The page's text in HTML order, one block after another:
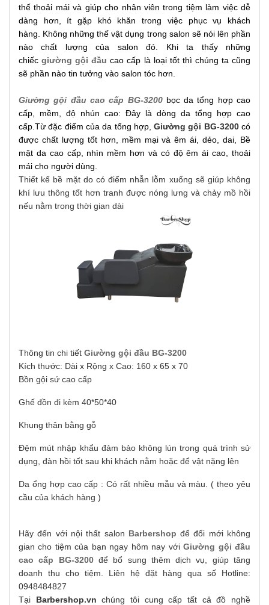
thế thoải mái và giúp cho nhân viên trong tiệm làm việc dễ
dàng hơn, ít gặp khó khăn trong việc phục vụ khách
hàng. Không những thế vật dụng trong salon sẽ nói lên phần
nào chất lượng của salon đó. Khi ta thấy những
chiếcgiường gội đầu cao cấp là loại tốt thì chúng ta cũng
sẽ phần nào tin tưởng vào salon tóc hơn.
Giường gội đầu cao cấp BG-3200 bọc da tổng hợp cao
cấp, mềm, độ nhún cao: Đây là dòng da tổng hợp cao
cấp.Từ đặc điểm của da tổng hợp,Giường gội BG-3200có
được chất lượng tốt hơn, mềm mại và êm ái, dẻo, dai, Bề
mặt da cao cấp, nhìn mềm hơn và có độ êm ái cao, thoải
mái cho người dùng.
Thiết kế bề mặt do có điểm nhẫn lỗm xuống sẽ giúp không
khí lưu thông tốt hơn tranh được nóng lưng và chảy mồ hồi
nếu nằm trong thời gian dài
Thông tin chi tiết Giường gội đầu BG-3200
Kích thước: Dài x Rộng x Cao: 160 x 65 x 70
Bồn gội sứ cao cấp
Ghế đồn đi kèm 40*50*40
Khung thân bằng gỗ
Đệm mút nhập khẩu đảm bảo không lún trong quá trình sử
dụng, đàn hồi tốt sau khi khách nằm hoặc để vật nặng lên
Da ổng hợp cao cấp : Có rất nhiều mẫu và màu. ( theo yêu
cầu của khách hàng )
Hãy đến với nội thất salon Barbershop để đổi mới không
gian cho tiệm của bạn ngay hôm nay vớiGiường gội đầu
cao cấp BG-3200để bổ sung thêm dịch vụ, giúp tăng
doanh thu cho tiệm. Liên hệ đặt hàng qua số Hotline:
0948484827
Tại Barbershop.vnchúng tôi cung cấp tất cả đồ nghề